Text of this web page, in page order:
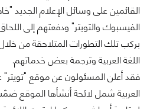
القائمين على وسائل الإعلام الجديد
الفيسبوك والتويتر" ودفعتهم إلى
بركب تلك التطورات المتلاحقة من
اللغة العربية وترجمة بعض خدماتهم.
فقد أعلن المسئولون عن موقع "تويتر"
العربية شمل لائحة أنشأها الموقع